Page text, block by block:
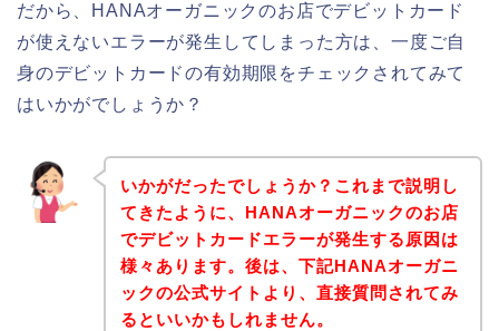
だから、HANAオーガニックのお店でデビットカード
が使えないエラーが発生してしまった方は、一度ご自
身のデビットカードの有効期限をチェックされてみて
はいかがでしょうか？
いかがだったでしょうか？これまで説明し
てきたように、HANAオーガニックのお店
でデビットカードエラーが発生する原因は
様々あります。後は、下記HANAオーガニ
ックの公式サイトより、直接質問されてみ
るといいかもしれません。